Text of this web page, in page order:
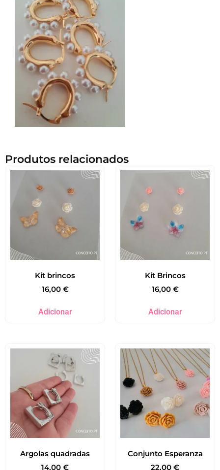
Produtos relacionados
Kit brincos
16,00 €
Adicionar
Kit Brincos
16,00 €
Adicionar
Argolas quadradas
14,00 €
Conjunto Esperanza
22,00 €